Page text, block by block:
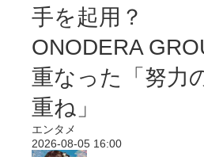
手を起用？
ONODERA
重なった「努力
重ね」
エンタメ
2026-08-05 16:00